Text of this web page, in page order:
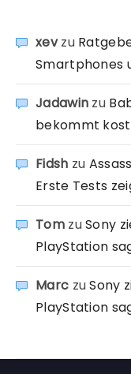
xevzu
Smartphones
Jadawin zu
bekommt
Fidsh zu
Erste Tests
TomzuSony
PlayStation
Marc zuSony
PlayStation